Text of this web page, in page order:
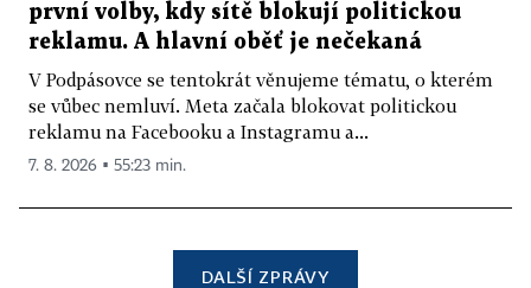
první volby, kdy sítě blokují politickou
reklamu. A hlavní oběť je nečekaná
V Podpásovce se tentokrát věnujeme tématu, o kterém
se vůbec nemluví. Meta začala blokovat politickou
reklamu na Facebooku a Instagramu a...
7. 8. 2026 ▪ 55:23 min.
DALŠÍ ZPRÁVY